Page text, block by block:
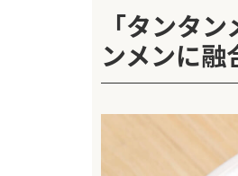
「タンタ
ンメンに融